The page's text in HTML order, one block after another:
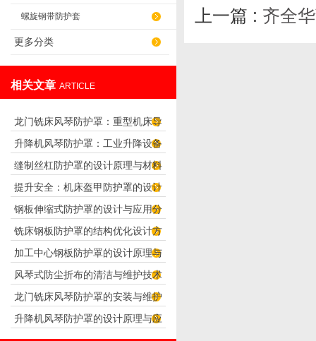
螺旋钢带防护套
更多分类
相关文章 ARTICLE
龙门铣床风琴防护罩：重型机床导
轨防护可靠之选
升降机风琴防护罩：工业升降设备
的耐用防尘防护方案
缝制丝杠防护罩的设计原理与材料
选择
提升安全：机床盔甲防护罩的设计
原理解析
钢板伸缩式防护罩的设计与应用分
析
铣床钢板防护罩的结构优化设计方
案
加工中心钢板防护罩的设计原理与
应用
风琴式防尘折布的清洁与维护技术
龙门铣床风琴防护罩的安装与维护
技巧
升降机风琴防护罩的设计原理与应
上一篇 : 齐全